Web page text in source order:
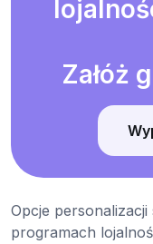
Załóż
Opcje
programach